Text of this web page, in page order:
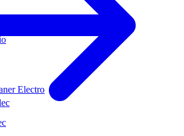
Electro